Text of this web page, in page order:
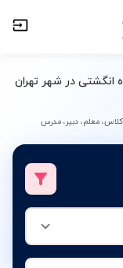
در شهر تهران
معلم، دبیر، مدرس